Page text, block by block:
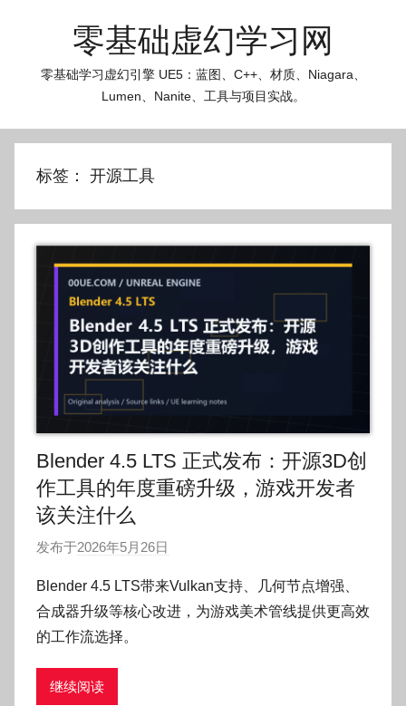
零基础虚幻学习网
零基础学习虚幻引擎 UE5：蓝图、C++、材质、Niagara、
Lumen、Nanite、工具与项目实战。
标签： 开源工具
Blender 4.5 LTS 正式发布：开源3D创
作工具的年度重磅升级，游戏开发者
该关注什么
发布于2026年5月26日
O
Blender 4.5 LTS带来Vulkan支持、几何节点增强、
合成器升级等核心改进，为游戏美术管线提供更高效
的工作流选择。
继续阅读